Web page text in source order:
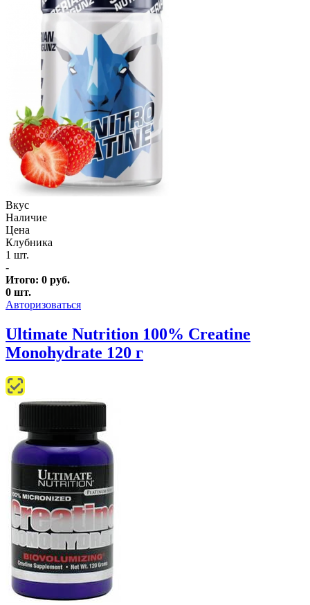
Вкус
Наличие
Цена
Клубника
1 шт.
-
Итого: 0 руб.
0 шт.
Авторизоваться
Ultimate Nutrition 100% Creatine
Monohydrate 120 г